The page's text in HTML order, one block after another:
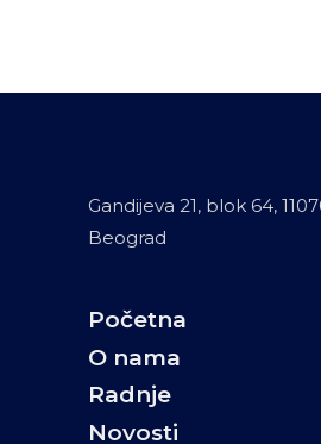
Gandijeva 21, blok 64,
Beograd
Početna
O nama
Radnje
Novosti